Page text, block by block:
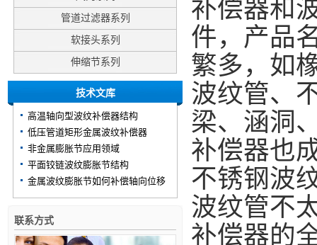
补偿器和
件，产品
繁多，如
波纹管、
梁、涵洞
补偿器也
不锈钢波
波纹管不
补偿器的
管道过滤器系列
软接头系列
伸缩节系列
技术文库
高温轴向型波纹补偿器结构
低压管道矩形金属波纹补偿器
非金属膨胀节应用领域
平面铰链波纹膨胀节结构
金属波纹膨胀节如何补偿轴向位移
联系方式